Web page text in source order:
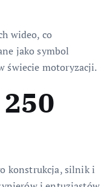
wideo, co
jako symbol
świecie motoryzacji.
konstrukcja, silnik i